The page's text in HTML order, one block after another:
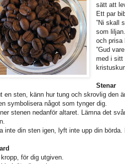
sätt att
Ett par
”Ni skall
som
och prisa
”Gud
med i sitt
Stenar
en sten, känn hur tung och skrovlig den
symbolisera något som tynger dig.
stenen nedanför altaret. Lämna det
inte din sten igen, lyft inte upp din börda.
för dig utgiven.